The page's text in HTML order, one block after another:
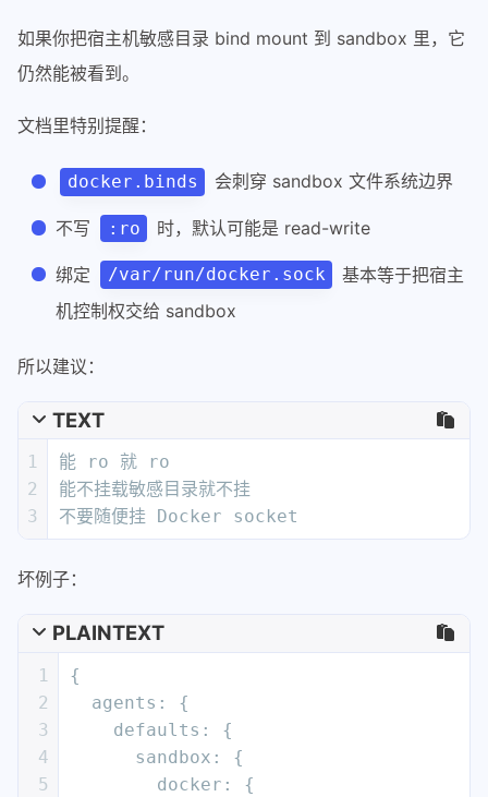
如果你把宿主机敏感目录 bind mount 到 sandbox 里，它
仍然能被看到。
文档里特别提醒：
docker.binds 会刺穿 sandbox 文件系统边界
不写 :ro 时，默认可能是 read-write
绑定 /var/run/docker.sock
基本等于把宿主
机控制权交给 sandbox
所以建议：
TEXT
1
2
3
能 ro 就 ro
能不挂载敏感目录就不挂
不要随便挂 Docker socket
坏例子：
PLAINTEXT
1
2
3
4
5
{
  agents: {
    defaults: {
      sandbox: {
        docker: {